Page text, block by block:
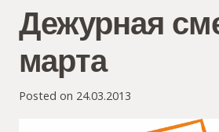
Дежурная
марта
Posted on 24.03.2013